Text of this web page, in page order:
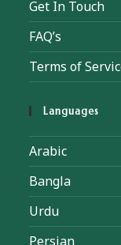
Get In Touch
FAQ’s
Terms of
Languages
Arabic
Bangla
Urdu
Persian